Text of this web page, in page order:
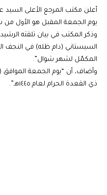
أعلن مكتب المرجع الأعلى السيد
يوم الجمعة المقبل هو الأول
وذكر المكتب في بيان تلقته
السيستاني (دام ظله) في النجف
المكمّل لشهر شوال”.
ذي القعدة الحرام لعام ١٤٤٥هـ”.